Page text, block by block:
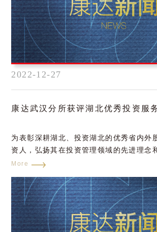
2022-12-27
康达武汉分所获评湖北优秀投资服
为表彰深耕湖北、投资湖北的优秀省内外
资人，弘扬其在投资管理领域的先进理念
其为湖北高质量发展做出更大贡献，湖北
名、资格筛查、指标评定等多个环节，“第
雄榜”揭晓，康达武汉分所获评“湖北优秀
More